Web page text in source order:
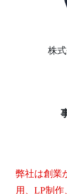
株
弊社は創業
用、LP制